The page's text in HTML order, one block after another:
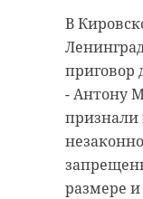
В
- Антону
размере